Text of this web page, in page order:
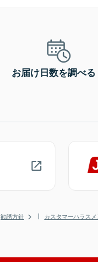
お届け日数を調べる
勧誘方針 カスタマーハラス